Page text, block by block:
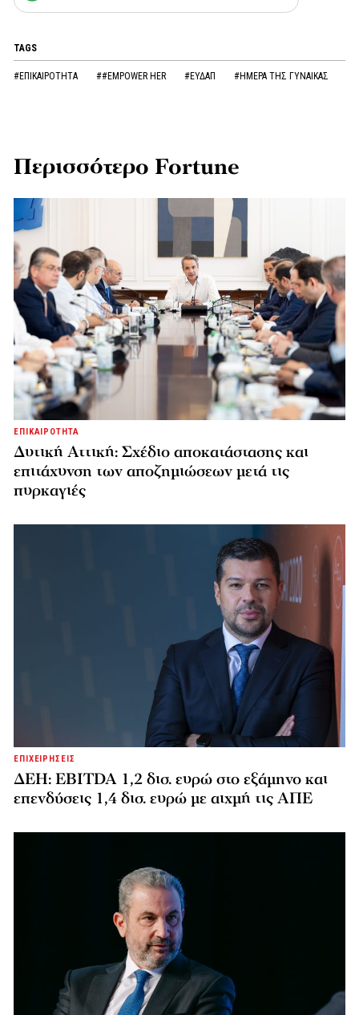
TAGS
#ΕΠΙΚΑΙΡΟΤΗΤΑ ##EMPOWER HER #ΕΥΔΑΠ #ΗΜΕΡΑ ΤΗΣ ΓΥΝΑΙΚΑΣ
Περισσότερο Fortune
ΕΠΙΚΑΙΡΟΤΗΤΑ
Δυτική Αττική: Σχέδιο αποκατάστασης και
επιτάχυνση των αποζημιώσεων μετά τις
πυρκαγιές
ΕΠΙΧΕΙΡΗΣΕΙΣ
ΔΕΗ: EBITDA 1,2 δισ. ευρώ στο εξάμηνο και
επενδύσεις 1,4 δισ. ευρώ με αιχμή τις ΑΠΕ